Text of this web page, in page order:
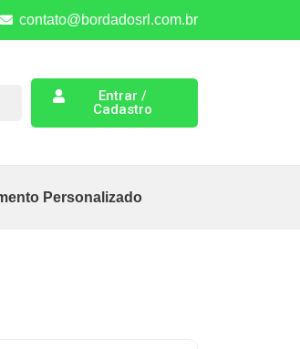
contato@bordadosrl.com.br
Entrar /
Cadastro
Personalizado